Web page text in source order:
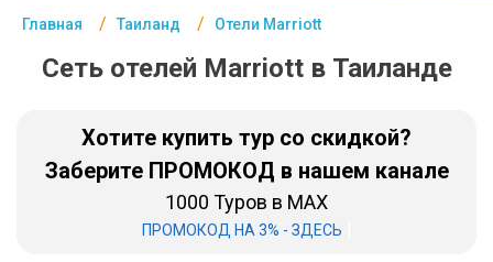
Главная Таиланд Отели Marriott
Сеть отелей Marriott в Таиланде
Хотите купить тур со скидкой?
Заберите ПРОМОКОД в нашем канале
1000 Туров в MAX
ПРОМОКОД НА 3% - ЗДЕСЬ
Египет
Шри Ланка